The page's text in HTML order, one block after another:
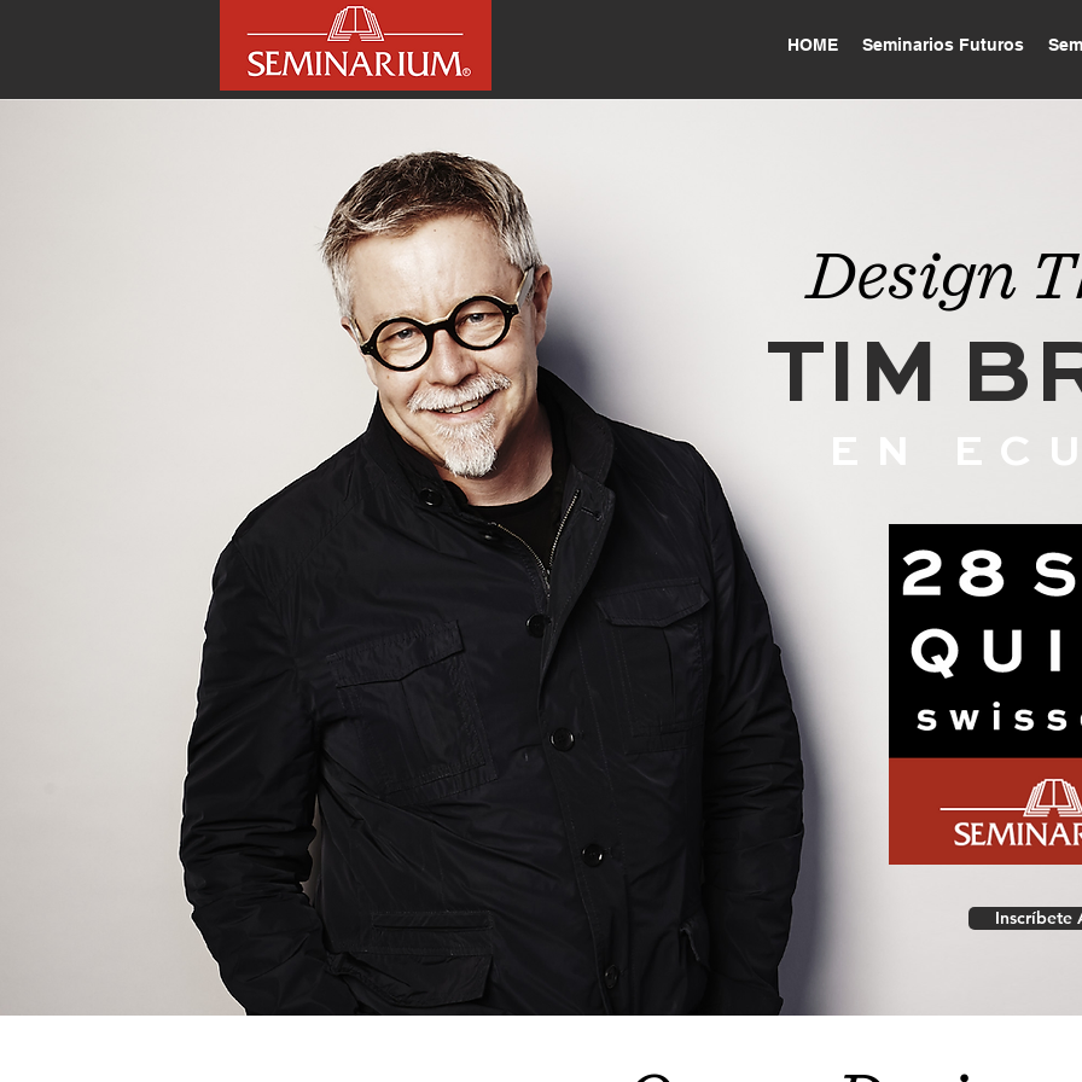
Seminarios Futuros Seminarios Pasados
HOME Seminarios Futuros
Design
TIM
EN
Inscríbete